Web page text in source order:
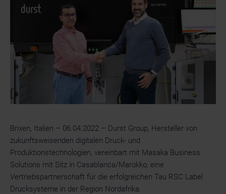
Brixen, Italien – 06.04.2022 – Durst Group, Hersteller von
zukunftsweisenden digitalen Druck- und
Produktionstechnologien, vereinbart mit Masaka Business
Solutions mit Sitz in Casablanca/Marokko, eine
Vertriebspartnerschaft für die erfolgreichen Tau RSC Label
Drucksysteme in der Region Nordafrika.